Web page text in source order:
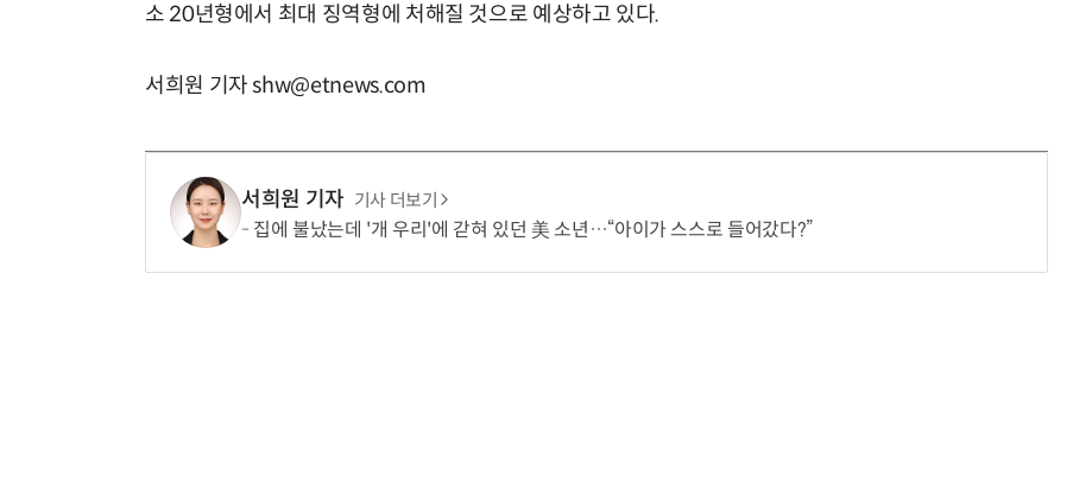
소 20년형에서 최대 징역형에 처해질 것으로 예상하고 있다.
서희원 기자 shw@etnews.com
서희원 기자 기사 더보기
집에 불났는데 '개 우리'에 갇혀 있던 美 소년…“아이가 스스로 들어갔다?”